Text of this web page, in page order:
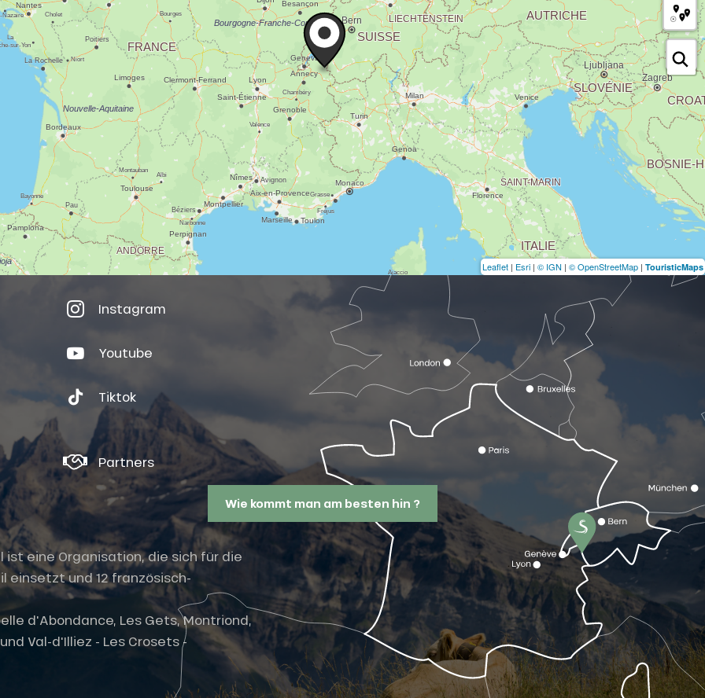
Leaflet | Esri | © IGN | © OpenStreetMap | TouristicMaps
Instagram
Youtube
Tiktok
Partners
eine Organisation, die sich für die
einsetzt und 12 französisch-
d'Abondance, Les Gets, Montriond,
Val-d'Illiez - Les Crosets -
Wie kommt man am besten hin ?